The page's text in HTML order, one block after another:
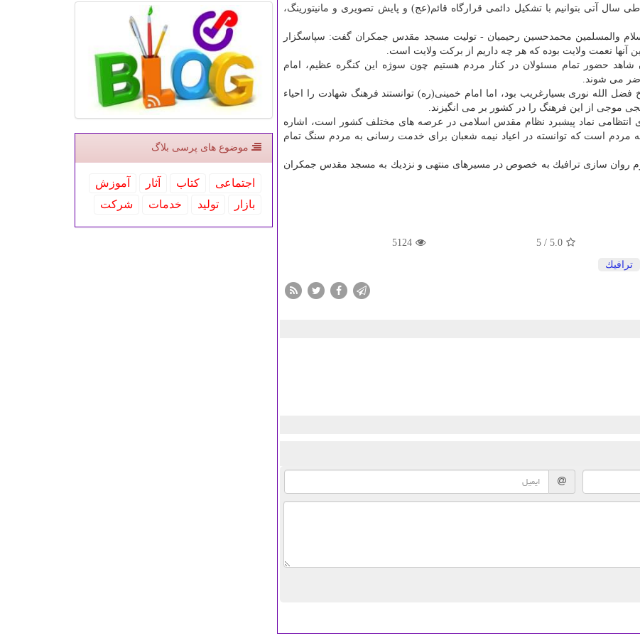
آتی بتوانیم با تشكیل دائمی قرارگاه قائم(عج) و پایش تصویری و مانیتورینگ،
والمسلمین محمدحسین رحیمیان - تولیت مسجد مقدس جمكران گفت: سپاسگزار
آنها نعمت ولایت بوده كه هر چه داریم از بركت ولایت است.
حضور تمام مسئولان در كنار مردم هستیم چون سوژه این كنگره عظیم، امام
می شوند.
الله نوری بسیارغریب بود، اما امام خمینی(ره) توانستند فرهنگ شهادت را احیاء
موجی از این فرهنگ را در كشور بر می انگیزند.
انتظامی نماد پیشبرد نظام مقدس اسلامی در عرصه های مختلف كشور است، اشاره
مردم است كه توانسته در اعیاد نیمه شعبان برای خدمت رسانی به مردم سنگ تمام
روان سازی ترافیك به خصوص در مسیرهای منتهی و نزدیك به مسجد مقدس جمكران
5.0
/ 5
5124
ترافیك
موضوع های پرسی بلاگ
اجتماعی كتاب آثار
آموزش
بازار
تولید خدمات شركت